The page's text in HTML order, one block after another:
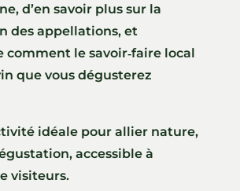
d’en savoir plus sur la
des appellations, et
comment le savoir‑faire local
que vous dégusterez
idéale pour allier nature,
accessible à
visiteurs.